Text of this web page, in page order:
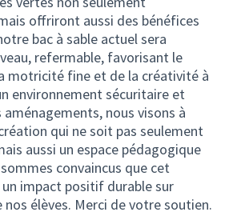
offriront aussi des bénéfices
bac à sable actuel sera
refermable, favorisant le
motricité fine et de la créativité à
environnement sécuritaire et
aménagements, nous visons à
qui ne soit pas seulement
aussi un espace pédagogique
convaincus que cet
impact positif durable sur
élèves. Merci de votre soutien.